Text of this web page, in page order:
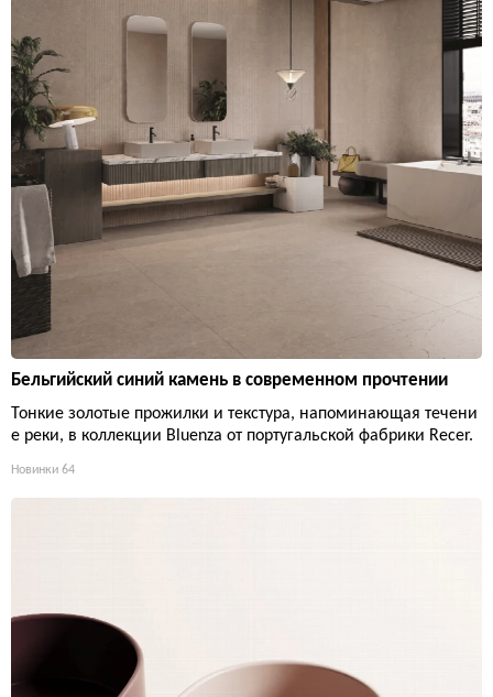
Бельгийский синий камень в современном прочтении
Тонкие золотые прожилки и текстура, напоминающая течени
е реки, в коллекции Bluenza от португальской фабрики Recer.
Новинки 64